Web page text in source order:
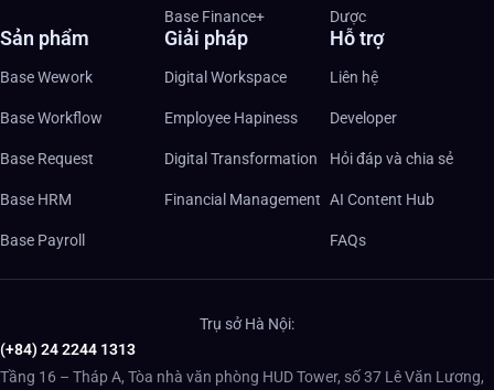
Base Finance+ Dược
Sản phẩm
Base Wework
Base Workflow
Base Request
Base HRM
Base Payroll
Giải pháp
Digital Workspace
Employee Hapiness
Digital Transformation
Financial Management
Hỗ trợ
Liên hệ
Developer
Hỏi đáp và chia sẻ
AI Content Hub
FAQs
Trụ sở Hà Nội:
(+84) 24 2244 1313
Tầng 16 – Tháp A, Tòa nhà văn phòng HUD Tower, số 37 Lê Văn Lương,